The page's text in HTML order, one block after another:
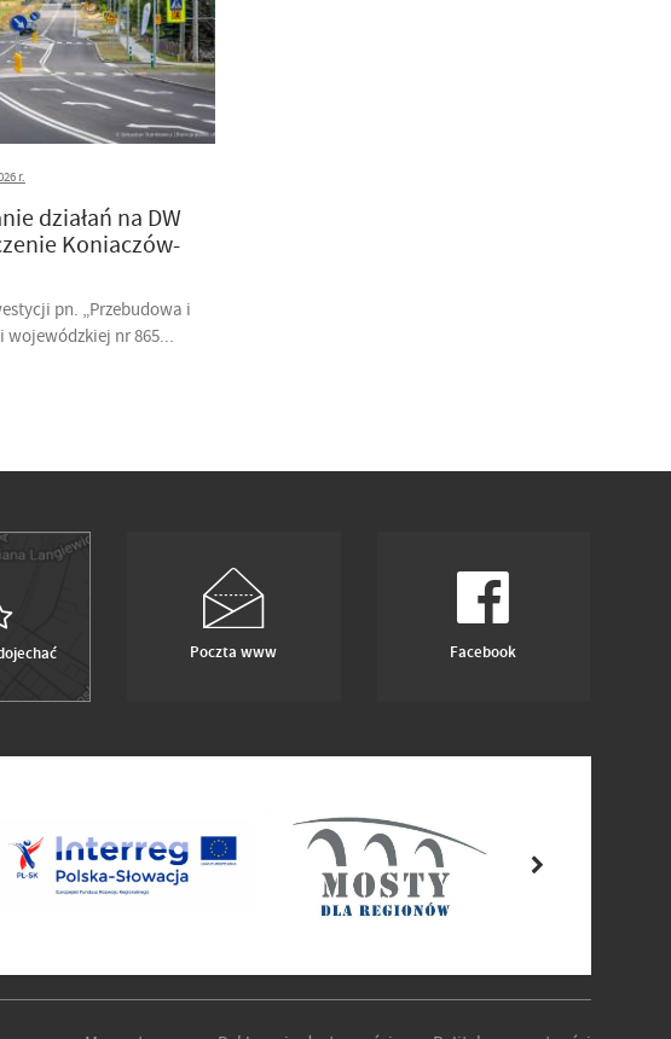
r.
działań na DW
Koniaczów-
pn. „Przebudowa i
wojewódzkiej nr 865...
Poczta www Facebook